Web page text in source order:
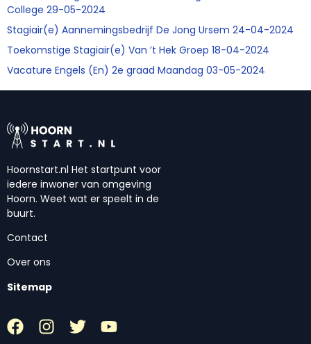
College 29-05-2024
Stagiair(e) Aannemingsbedrijf De Jong Ursem 24-04-2024
Toekomstige Stagiair(e) Van ’t Hek Groep 18-04-2024
Vacature Engels (En) 2e graad Maandag 03-05-2024
Hoornstart.nl Het startpunt voor
iedere inwoner van omgeving
Hoorn. Weet wat er speelt in de
buurt.
Contact
Over ons
Sitemap